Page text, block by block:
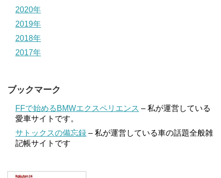
2020年
2019年
2018年
2017年
ブックマーク
FFで始めるBMWエクスペリエンス – 私が運営している
愛車サイトです。
サトックスの備忘録 – 私が運営している車の話題全般雑
記帳サイトです